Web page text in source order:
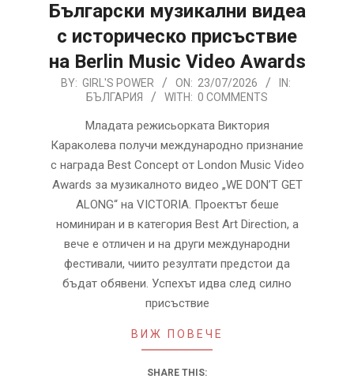
Български музикални видеа
с историческо присъствие
на Berlin Music Video Awards
2026-
BY: GIRL'S POWER ON: 23/07/2026
IN:
БЪЛГАРИЯ
WITH: 0 COMMENTS
Младата режисьорката Виктория
Караколева получи международно признание
с награда Best Concept от London Music Video
Awards за музикалното видео „WE DON’T GET
ALONG“ на VICTORIA. Проектът беше
номиниран и в категория Best Art Direction, а
вече е отличен и на други международни
фестивали, чиито резултати предстои да
бъдат обявени. Успехът идва след силно
присъствие
ВИЖ ПОВЕЧЕ
SHARE THIS: